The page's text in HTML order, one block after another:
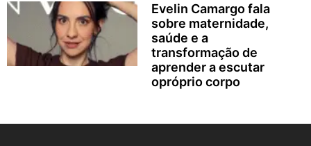
Evelin Camargo fala
sobre maternidade,
saúde e a
transformação de
aprender a escutar
opróprio corpo